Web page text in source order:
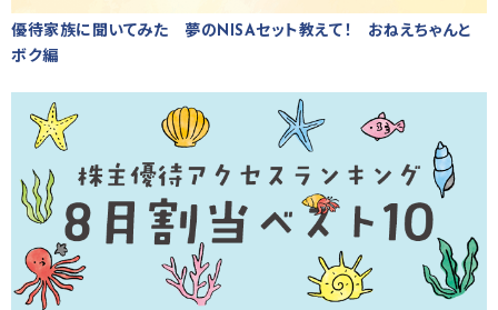
優待家族に聞いてみた 夢のNISAセット教えて！ おねえちゃんと
ボク編